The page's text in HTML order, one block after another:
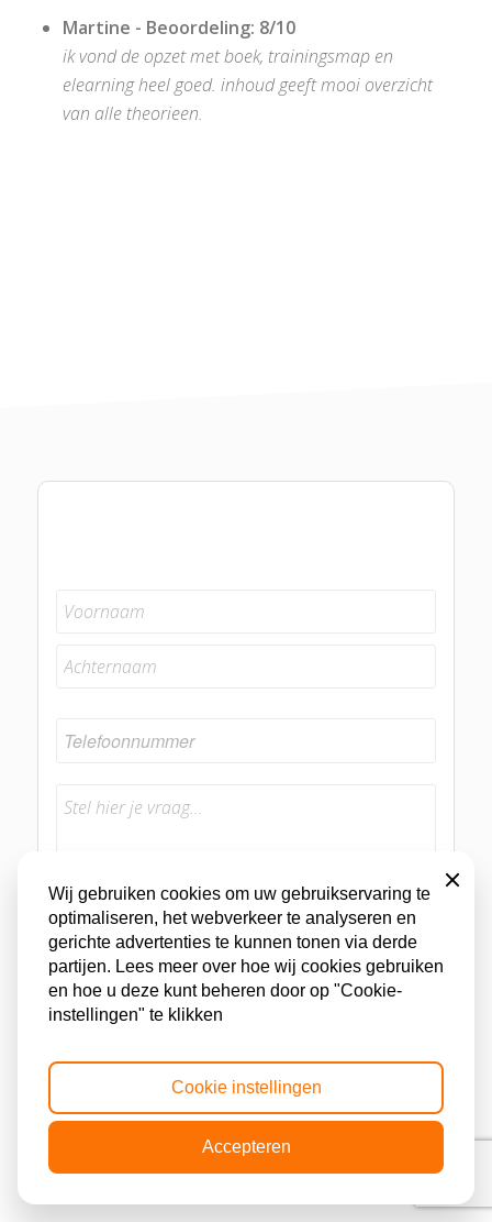
Martine - Beoordeling: 8/10
ik vond de opzet met boek, trainingsmap en
elearning heel goed. inhoud geeft mooi overzicht
van alle theorieen.
Ik ga akkoord met hetprivacystatementen
begrijp hoe mijn gegevens worden verwerkt.
Wij gebruiken cookies om uw gebruikservaring te
optimaliseren, het webverkeer te analyseren en
gerichte advertenties te kunnen tonen via derde
partijen. Lees meer over hoe wij cookies gebruiken
en hoe u deze kunt beheren door op "Cookie-
instellingen" te klikken
Sluiten
Cookie instellingen
Accepteren